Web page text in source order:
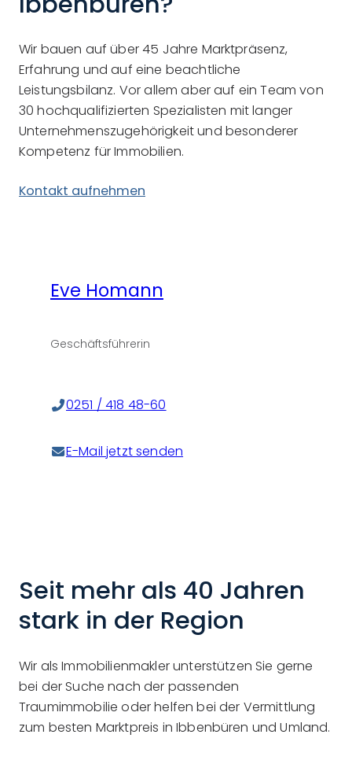
Wir bauen auf über 45 Jahre Marktpräsenz,
Erfahrung und auf eine beachtliche
Leistungsbilanz. Vor allem aber auf ein Team von
30 hochqualifizierten Spezialisten mit langer
Unternehmenszugehörigkeit und besonderer
Kompetenz für Immobilien.
Kontakt aufnehmen
Eve Homann
Geschäftsführerin
0251 / 418 48-60
E-Mail jetzt senden
Seit mehr als 40 Jahren
stark in der Region
Wir als Immobilienmakler unterstützen Sie gerne
bei der Suche nach der passenden
Traumimmobilie oder helfen bei der Vermittlung
zum besten Marktpreis in Ibbenbüren und Umland.